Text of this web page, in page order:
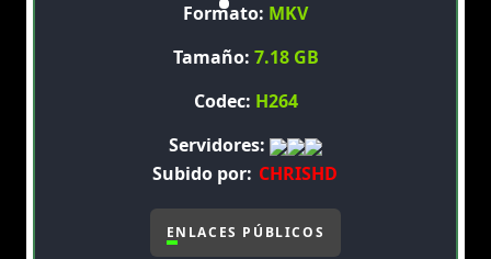
Formato: MKV
Tamaño: 7.18 GB
Codec: H264
Servidores:
Subido por: CHRISHD
ENLACES PÚBLICOS